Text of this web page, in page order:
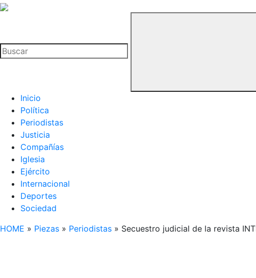
La
Buitre
Inicio
Política
Periodistas
Justicia
Compañías
Iglesia
Ejército
Internacional
Deportes
Sociedad
HOME » Piezas » Periodistas » Secuestro judicial de la revista